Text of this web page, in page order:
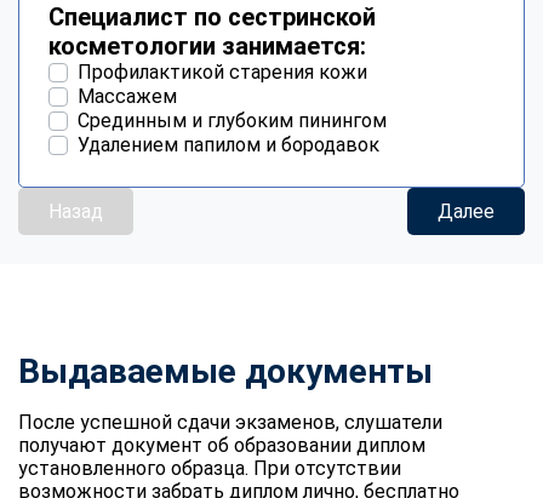
Специалист по сестринской
косметологии занимается:
Профилактикой старения кожи
Массажем
Срединным и глубоким пинингом
Удалением папилом и бородавок
Назад Далее
Выдаваемые документы
После успешной сдачи экзаменов, слушатели
получают документ об образовании диплом
установленного образца. При отсутствии
возможности забрать диплом лично, бесплатно